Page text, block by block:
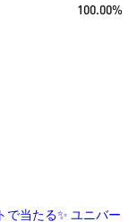
100.00%
当たる✨ ユニバー